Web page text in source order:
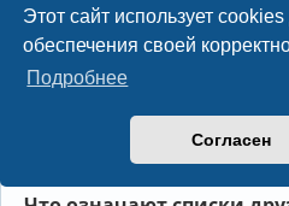
Этот сайт использует cookies
обеспечения своей
Подробнее
Согласен
Администратор конференции
меры.
Друзья и недруги